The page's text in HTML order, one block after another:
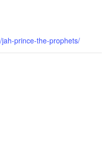
prince-the-prophets/